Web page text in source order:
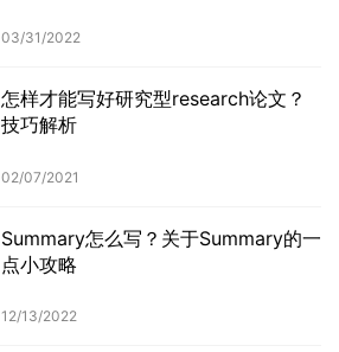
03/31/2022
怎样才能写好研究型research论文？
技巧解析
02/07/2021
Summary怎么写？关于Summary的一
点小攻略
12/13/2022